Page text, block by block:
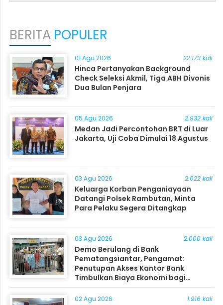
BERITA POPULER
01 Agu 2026 22.173 kali
Hinca Pertanyakan Background
Check Seleksi Akmil, Tiga ABH Divonis
Dua Bulan Penjara
05 Agu 2026 2.932 kali
Medan Jadi Percontohan BRT di Luar
Jakarta, Uji Coba Dimulai 18 Agustus
03 Agu 2026 2.622 kali
Keluarga Korban Penganiayaan
Datangi Polsek Rambutan, Minta
Para Pelaku Segera Ditangkap
03 Agu 2026 2.000 kali
Demo Berulang di Bank
Pematangsiantar, Pengamat:
Penutupan Akses Kantor Bank
Timbulkan Biaya Ekonomi bagi
Masyarakat
02 Agu 2026 1.916 kali